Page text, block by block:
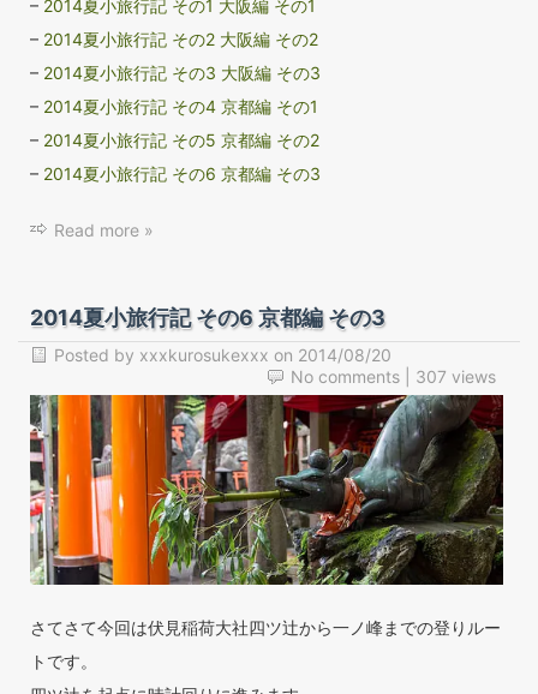
– 2014夏小旅行記 その1 大阪編 その1
– 2014夏小旅行記 その2 大阪編 その2
– 2014夏小旅行記 その3 大阪編 その3
– 2014夏小旅行記 その4 京都編 その1
– 2014夏小旅行記 その5 京都編 その2
– 2014夏小旅行記 その6 京都編 その3
Read more »
2014夏小旅行記 その6 京都編 その3
Posted by xxxkurosukexxx on 2014/08/20
No comments | 307 views
さてさて今回は伏見稲荷大社四ツ辻から一ノ峰までの登りルー
トです。